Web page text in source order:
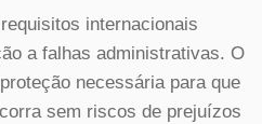
internacionais
a falhas administrativas. O
necessária para que
sem riscos de prejuízos